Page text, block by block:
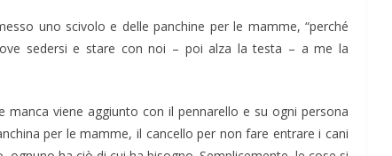
uno scivolo e delle panchine per le mamme, “perché
sedersi e stare con noi – poi alza la testa – a me la
viene aggiunto con il pennarello e su ogni persona
per le mamme, il cancello per non fare entrare i cani